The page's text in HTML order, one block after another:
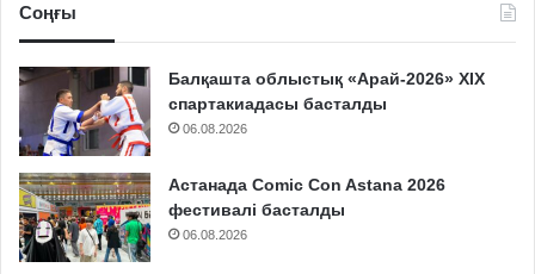
Соңғы
Балқашта облыстық «Арай-2026» XIX
спартакиадасы басталды
06.08.2026
Астанада Comic Con Astana 2026
фестивалі басталды
06.08.2026